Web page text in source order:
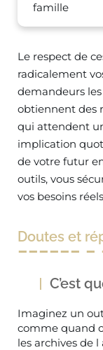
famille
Le respect de
radicalement
demandeurs
obtiennent des
qui attendent
implication
de votre futur
outils, vous
vos besoins
Doutes et
C’est
Imaginez un
comme quand
les archives de l